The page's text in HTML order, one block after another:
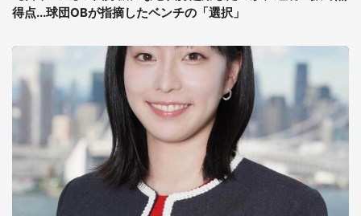
得点...球団OBが指摘したベンチの「選択」